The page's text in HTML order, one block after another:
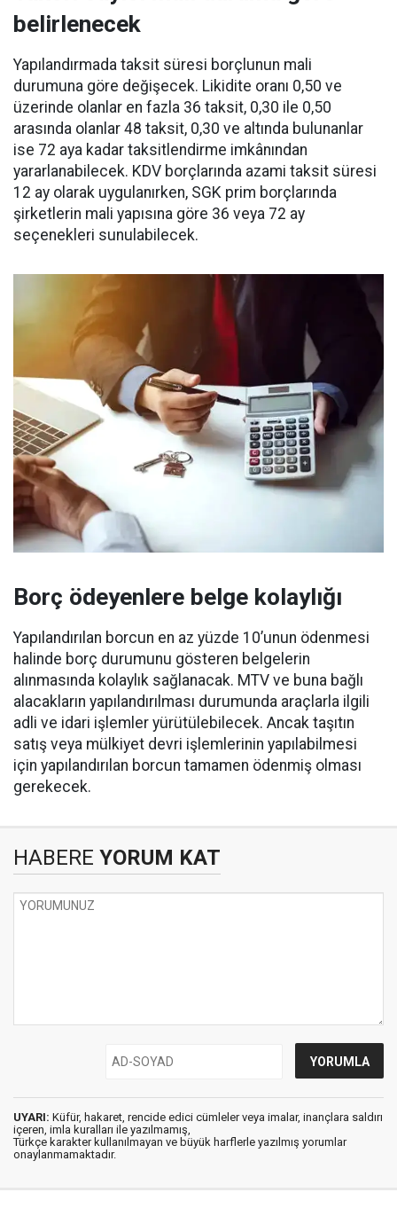
belirlenecek
Yapılandırmada taksit süresi borçlunun mali
durumuna göre değişecek. Likidite oranı 0,50 ve
üzerinde olanlar en fazla 36 taksit, 0,30 ile 0,50
arasında olanlar 48 taksit, 0,30 ve altında bulunanlar
ise 72 aya kadar taksitlendirme imkânından
yararlanabilecek. KDV borçlarında azami taksit süresi
12 ay olarak uygulanırken, SGK prim borçlarında
şirketlerin mali yapısına göre 36 veya 72 ay
seçenekleri sunulabilecek.
Borç ödeyenlere belge kolaylığı
Yapılandırılan borcun en az yüzde 10’unun ödenmesi
halinde borç durumunu gösteren belgelerin
alınmasında kolaylık sağlanacak. MTV ve buna bağlı
alacakların yapılandırılması durumunda araçlarla ilgili
adli ve idari işlemler yürütülebilecek. Ancak taşıtın
satış veya mülkiyet devri işlemlerinin yapılabilmesi
için yapılandırılan borcun tamamen ödenmiş olması
gerekecek.
HABERE YORUM KAT
UYARI: Küfür, hakaret, rencide edici cümleler veya imalar, inançlara saldırı
içeren, imla kuralları ile yazılmamış,
Türkçe karakter kullanılmayan ve büyük harflerle yazılmış yorumlar
onaylanmamaktadır.